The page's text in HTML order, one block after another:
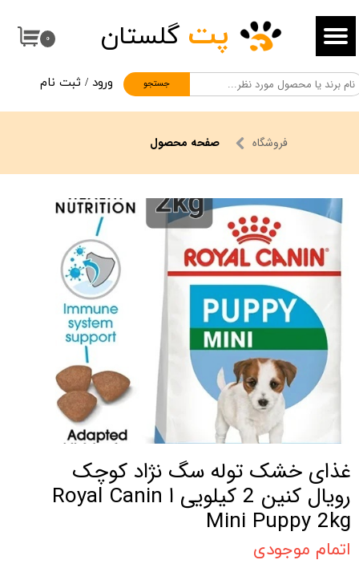
۰
جستجو
پت گلستان
ورود / ثبت نام
حساب کاربری من
تغییر گذر واژه
سفارشات
خروج از حساب کاربری
فروشگاه صفحه محصول
غذای خشک توله سگ نژاد کوچک
رویال کنین 2 کیلویی ا Royal Canin
Mini Puppy 2kg
اتمام موجودی